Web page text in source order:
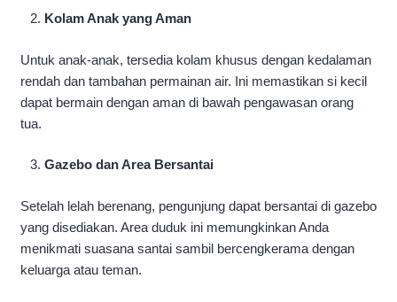
Kolam Anak yang Aman
Untuk anak-anak, tersedia kolam khusus dengan kedalaman
rendah dan tambahan permainan air. Ini memastikan si kecil
dapat bermain dengan aman di bawah pengawasan orang
tua.
Gazebo dan Area Bersantai
Setelah lelah berenang, pengunjung dapat bersantai di gazebo
yang disediakan. Area duduk ini memungkinkan Anda
menikmati suasana santai sambil bercengkerama dengan
keluarga atau teman.